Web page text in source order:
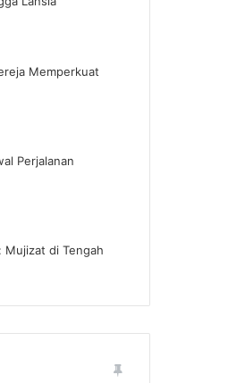
Memperkuat
Perjalanan
Mujizat di Tengah